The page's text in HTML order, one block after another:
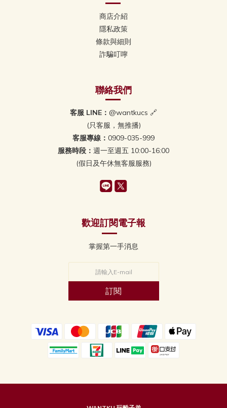
商店介紹
隱私政策
條款與細則
詐騙叮嚀
聯絡我們
客服 LINE： @wantkucs 🔗
(只客服，無推播)
客服專線： 0909-035-999
服務時段： 週一至週五 10:00-16:00
(假日及午休無客服服務)
歡迎訂閱電子報
掌握第一手消息
訂閱